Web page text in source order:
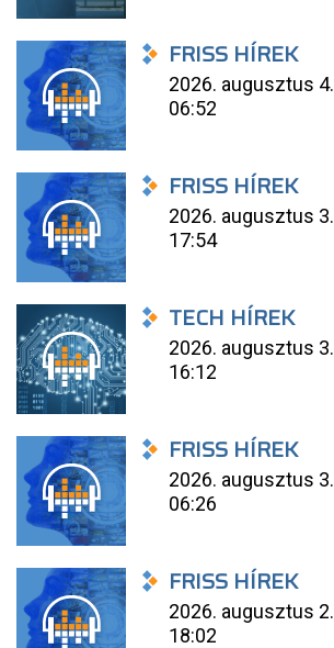
FRISS HÍREK
2026. augusztus 4.
06:52
FRISS HÍREK
2026. augusztus 3.
17:54
TECH HÍREK
2026. augusztus 3.
16:12
FRISS HÍREK
2026. augusztus 3.
06:26
FRISS HÍREK
2026. augusztus 2.
18:02